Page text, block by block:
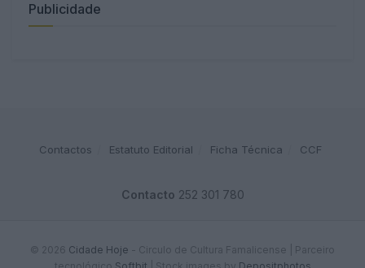
Publicidade
Contactos Estatuto Editorial Ficha Técnica CCF
Contacto 252 301 780
© 2026 Cidade Hoje - Circulo de Cultura Famalicense | Parceiro